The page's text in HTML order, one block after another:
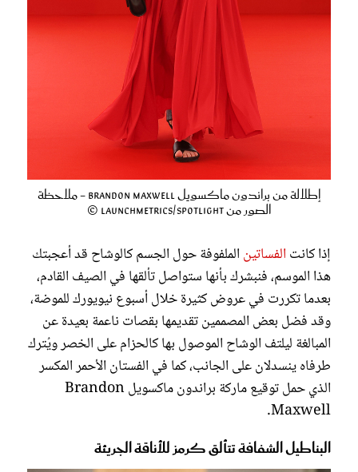
إطلالة من براندون ماكسويل Brandon Maxwell - ملاحظة
الصور من Launchmetrics/Spotlight ©
إذا كانت الفساتين الملفوفة حول الجسم كالوشاح قد أعجبتك
هذا الموسم، فنبشرك بأنها ستواصل تألقها في الصيف القادم،
بعدما تكررت في عروض كثيرة خلال أسبوع نيويورك للموضة،
وقد فضل بعض المصممين تقديمها بقصات ناعمة بعيدة عن
المبالغة ليلتف الوشاح الموصول بها كالحزام على الخصر ويُترك
طرفاه ينسدلان على الجانب، كما في الفستان الأحمر المكسر
الذي حمل توقيع ماركة براندون ماكسويل Brandon
Maxwell.
البناطيل الشفافة تتألق كرمز للأناقة الجريئة